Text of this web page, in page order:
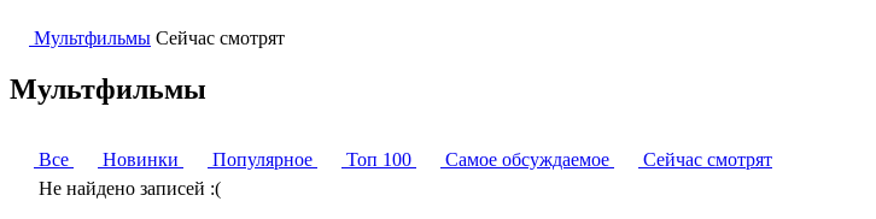
Мультфильмы Сейчас смотрят
Мультфильмы
Все Новинки Популярное Топ 100 Самое обсуждаемое
Сейчас смотрят
Не найдено записей :(